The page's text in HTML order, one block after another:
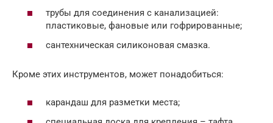
трубы для соединения с канализацией:
пластиковые, фановые или гофрированные;
сантехническая силиконовая смазка.
Кроме этих инструментов, может понадобиться:
карандаш для разметки места;